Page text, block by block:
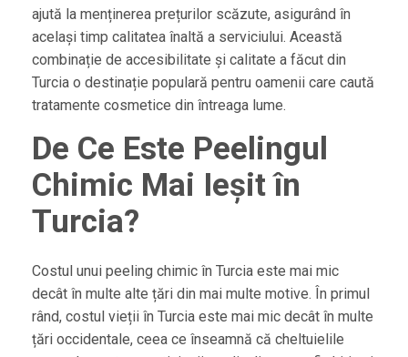
ajută la menținerea prețurilor scăzute, asigurând în
același timp calitatea înaltă a serviciului. Această
combinație de accesibilitate și calitate a făcut din
Turcia o destinație populară pentru oamenii care caută
tratamente cosmetice din întreaga lume.
De Ce Este Peelingul
Chimic Mai Ieșit în
Turcia?
Costul unui peeling chimic în Turcia este mai mic
decât în multe alte țări din mai multe motive. În primul
rând, costul vieții în Turcia este mai mic decât în multe
țări occidentale, ceea ce înseamnă că cheltuielile